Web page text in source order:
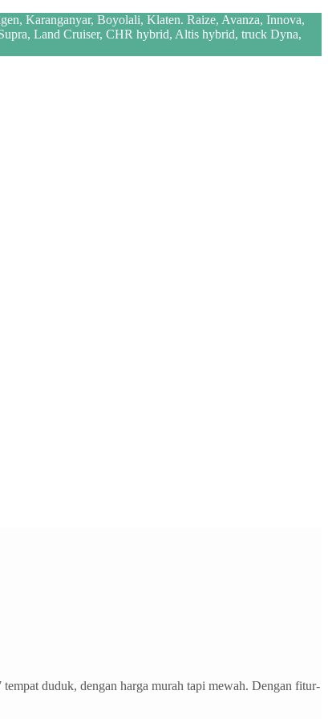
Karanganyar, Boyolali, Klaten. Raize, Avanza, Innova,
Land Cruiser, CHR hybrid, Altis hybrid, truck Dyna,
duduk, dengan harga murah tapi mewah. Dengan fitur-